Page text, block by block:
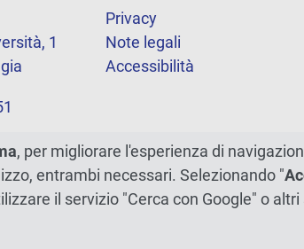
1
Privacy
Note legali
Accessibilità
, per migliorare l'esperienza di
entrambi necessari. Selezionando "
il servizio "Cerca con Google" o